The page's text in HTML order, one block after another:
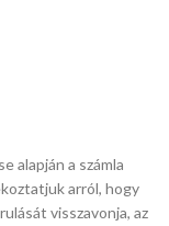
alapján a számla
arról, hogy
visszavonja, az